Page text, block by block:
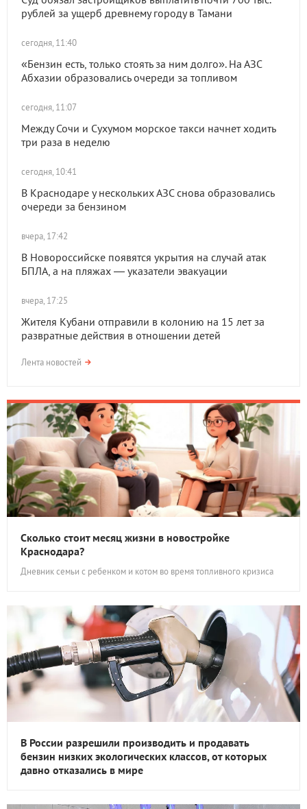
рублей за ущерб древнему городу в Тамани
сегодня, 11:40
«Бензин есть, только стоять за ним долго». На АЗС
Абхазии образовались очереди за топливом
сегодня, 11:07
Между Сочи и Сухумом морское такси начнет ходить
три раза в неделю
сегодня, 10:41
В Краснодаре у нескольких АЗС снова образовались
очереди за бензином
вчера, 17:42
В Новороссийске появятся укрытия на случай атак
БПЛА, а на пляжах — указатели эвакуации
вчера, 17:25
Жителя Кубани отправили в колонию на 15 лет за
развратные действия в отношении детей
Лента новостей
Сколько стоит месяц жизни в новостройке
Краснодара?
Дневник семьи с ребенком и котом во время топливного кризиса
В России разрешили производить и продавать
бензин низких экологических классов, от которых
давно отказались в мире